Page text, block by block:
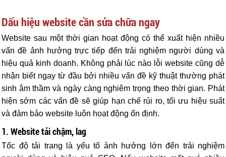
Dấu hiệu website cần sửa chữa ngay
Website sau một thời gian hoạt động có thể xuất hiện nhiều
vấn đề ảnh hưởng trực tiếp đến trải nghiệm người dùng và
hiệu quả kinh doanh. Không phải lúc nào lỗi website cũng dễ
nhận biết ngay từ đầu bởi nhiều vấn đề kỹ thuật thường phát
sinh âm thầm và ngày càng nghiêm trọng theo thời gian. Phát
hiện sớm các vấn đề sẽ giúp hạn chế rủi ro, tối ưu hiệu suất
và đảm bảo website luôn hoạt động ổn định.
1. Website tải chậm, lag
Tốc độ tải trang là yếu tố ảnh hưởng lớn đến trải nghiệm